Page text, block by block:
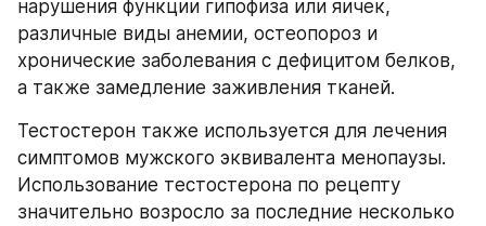
нарушения функции гипофиза или яичек,
различные виды анемии, остеопороз и
хронические заболевания с дефицитом белков,
а также замедление заживления тканей.
Тестостерон также используется для лечения
симптомов мужского эквивалента менопаузы.
Использование тестостерона по рецепту
значительно возросло за последние несколько